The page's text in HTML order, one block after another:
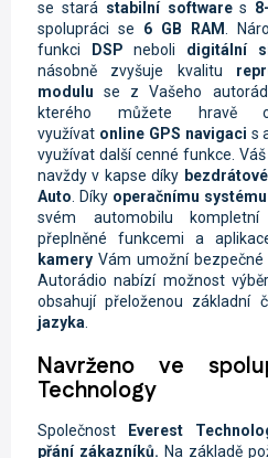
se stará stabilní softwares
spolupráci se 6 GB RAM
.
funkci
DSP neboli digitální
násobně zvyšuje kvalitu
modulu se z Vašeho
kterého můžete hravě
využívat online GPS navigaci s
využívat další cenné funkce.
navždy v kapse díky bezdrátové
Auto . Díky operačnímu
svém automobilu kompletní
přeplněné funkcemi a
kamery Vám umožní
Autorádio nabízí možnost
obsahují přeloženou základní
jazyka
Navrženo ve
Technology
Společnost Everest
přání zákazníků. Na základě